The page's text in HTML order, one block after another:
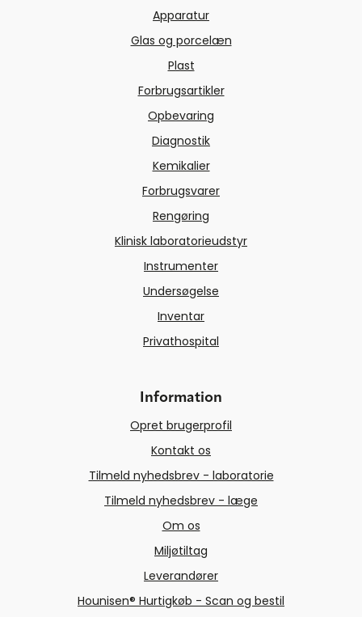
Apparatur
Glas og porcelæn
Plast
Forbrugsartikler
Opbevaring
Diagnostik
Kemikalier
Forbrugsvarer
Rengøring
Klinisk laboratorieudstyr
Instrumenter
Undersøgelse
Inventar
Privathospital
Information
Opret brugerprofil
Kontakt os
Tilmeld nyhedsbrev - laboratorie
Tilmeld nyhedsbrev - læge
Om os
Miljøtiltag
Leverandører
Hounisen® Hurtigkøb - Scan og bestil